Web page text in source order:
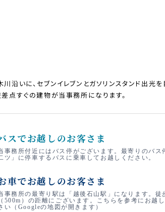
沿いに、セブンイレブンとガソリンスタンド出光
差点すぐの建物が当事務所になります。
スでお越しのお客さま
事務所付近にはバス停がございます。最寄りのバス
ツ」に停車するバスに乗車してお越しください。
車でお越しのお客さま
事務所の最寄り駅は「越後石山駅」になります。徒
（500m）の距離にございます。こちらを参考にお越
い（Googleの地図が開きます）